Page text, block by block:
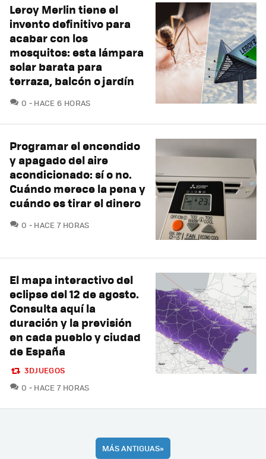
Leroy Merlin tiene el
invento definitivo para
acabar con los
mosquitos: esta lámpara
solar barata para
terraza, balcón o jardín
0 COMENTARIOS
HACE 6 HORAS
Programar el encendido
y apagado del aire
acondicionado: sí o no.
Cuándo merece la pena y
cuándo es tirar el dinero
0 COMENTARIOS
HACE 7 HORAS
El mapa interactivo del
eclipse del 12 de agosto.
Consulta aquí la
duración y la previsión
en cada pueblo y ciudad
de España
3DJUEGOS
0 COMENTARIOS
HACE 7 HORAS
MÁS ANTIGUAS»